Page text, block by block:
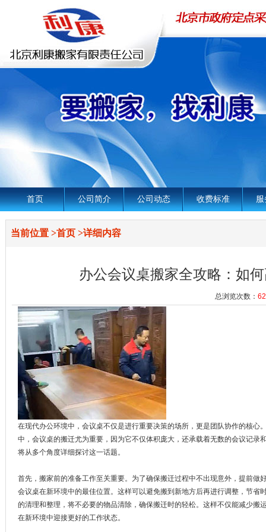
首页 公司简介 公司动态 收费标准 服
当前位置>首页>详细内容
办公会议桌搬家全攻略：如
总浏览次数：
在现代办公环境中，会议桌不仅是进行重要决策的场所，更是团队协作的核心
中，会议桌的搬迁尤为重要，因为它不仅体积庞大，还承载着无数的会议记录
将从多个角度详细探讨这一话题。
首先，搬家前的准备工作至关重要。为了确保搬迁过程中不出现意外，提前做
会议桌在新环境中的最佳位置。这样可以避免搬到新地方后再进行调整，节省
的清理和整理，将不必要的物品清除，确保搬迁时的轻松。这样不仅能减少搬
在新环境中迎接更好的工作状态。